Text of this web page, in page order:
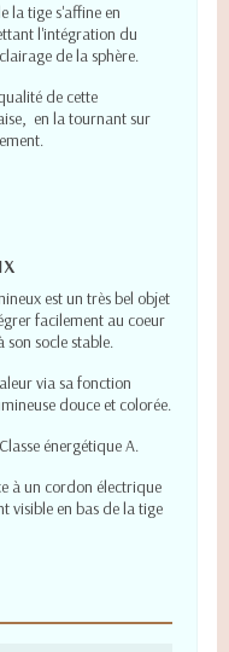
la tige s'affine en
l'intégration du
de la sphère.
de cette
en la tournant sur
est un très bel objet
facilement au coeur
socle stable.
via sa fonction
douce et colorée.
énergétique A.
à un cordon électrique
visible en bas de la tige